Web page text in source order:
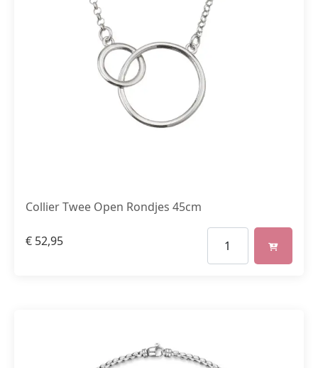
Collier Twee Open Rondjes 45cm
€ 52,95